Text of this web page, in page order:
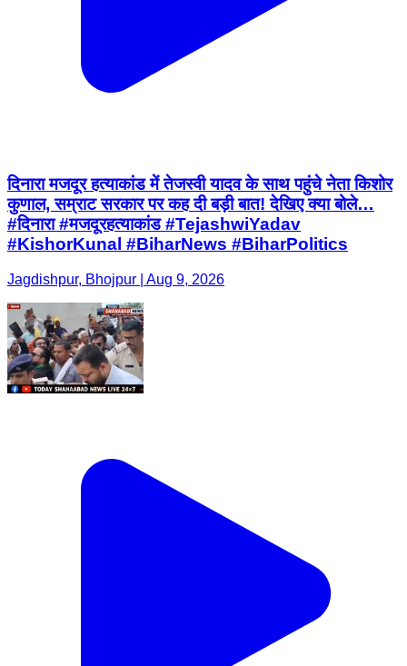
दिनारा मजदूर हत्याकांड में तेजस्वी यादव के साथ पहुंचे नेता किशोर
कुणाल, सम्राट सरकार पर कह दी बड़ी बात! देखिए क्या बोले…
#दिनारा #मजदूरहत्याकांड #TejashwiYadav
#KishorKunal #BiharNews #BiharPolitics
Jagdishpur, Bhojpur | Aug 9, 2026